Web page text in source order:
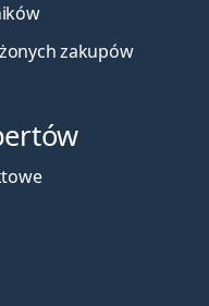
zakupów